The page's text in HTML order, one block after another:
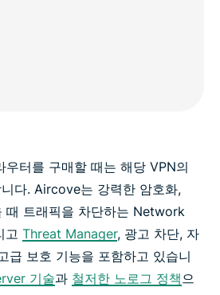
우터를 구매할 때는 해당 VPN의
다. Aircove는 강력한 암호화,
때 트래픽을 차단하는 Network
고 Threat Manager, 광고 차단, 자
급 보호 기능을 포함하고 있습니
기술과 철저한 노로그 정책으